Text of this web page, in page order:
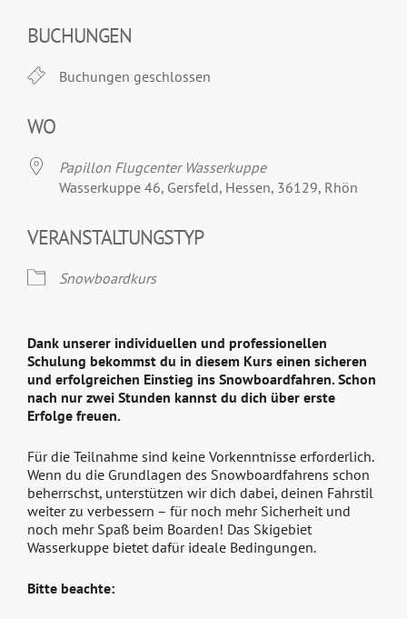
BUCHUNGEN
Buchungen geschlossen
WO
Papillon Flugcenter Wasserkuppe
Wasserkuppe 46, Gersfeld, Hessen, 36129, Rhön
VERANSTALTUNGSTYP
Snowboardkurs
Dank unserer individuellen und professionellen
Schulung bekommst du in diesem Kurs einen sicheren
und erfolgreichen Einstieg ins Snowboardfahren. Schon
nach nur zwei Stunden kannst du dich über erste
Erfolge freuen.
Für die Teilnahme sind keine Vorkenntnisse erforderlich.
Wenn du die Grundlagen des Snowboardfahrens schon
beherrschst, unterstützen wir dich dabei, deinen Fahrstil
weiter zu verbessern – für noch mehr Sicherheit und
noch mehr Spaß beim Boarden! Das Skigebiet
Wasserkuppe bietet dafür ideale Bedingungen.
Bitte beachte: